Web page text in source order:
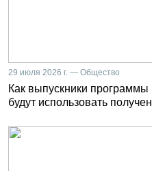
29 июля 2026 г. — Общество
Как выпускники программы
будут использовать